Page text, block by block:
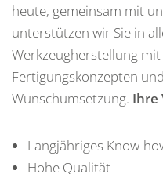
heute, gemeinsam mit
unterstützen wir Sie in
Werkzeugherstellung
Fertigungskonzepten
Wunschumsetzung. Ihre
Langjähriges Know-
Hohe Qualität